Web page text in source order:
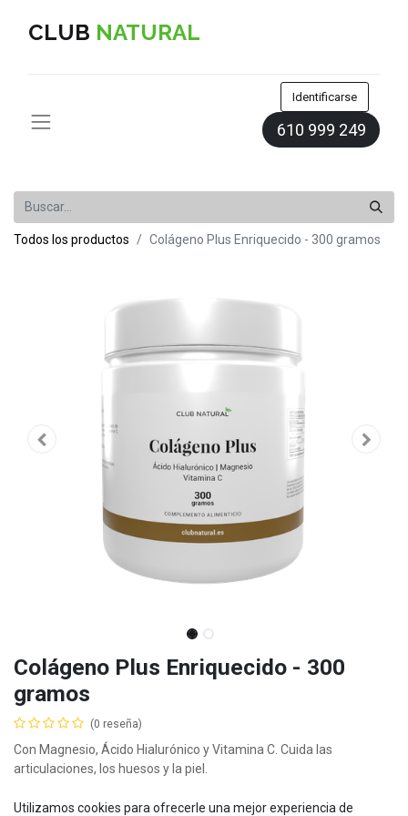
CLUB NATURAL
Identificarse
610 999 249
Todos los productos Colágeno Plus Enriquecido - 300 gramos
Colágeno Plus Enriquecido - 300
gramos
(0 reseña)
Con Magnesio, Ácido Hialurónico y Vitamina C. Cuida las
articulaciones, los huesos y la piel.
Utilizamos cookies para ofrecerle una mejor experiencia de